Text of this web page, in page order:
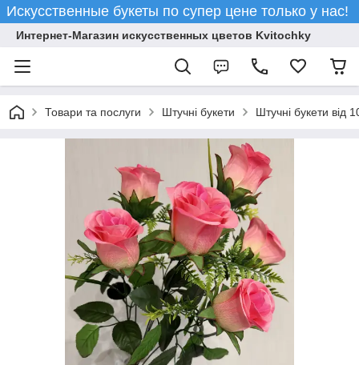
Искусственные букеты по супер цене только у нас!
Интернет-Магазин искусственных цветов Kvitochky
Товари та послуги Штучні букети Штучні букети від